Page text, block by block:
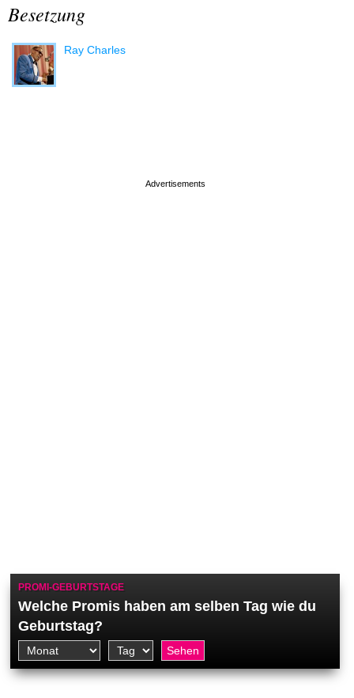
Besetzung
Ray Charles
PROMI-GEBURTSTAGE
Welche Promis haben am selben Tag wie du
Geburtstag?